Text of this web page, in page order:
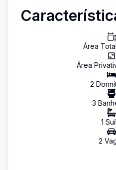
Área Total
Área
2
3
1
2